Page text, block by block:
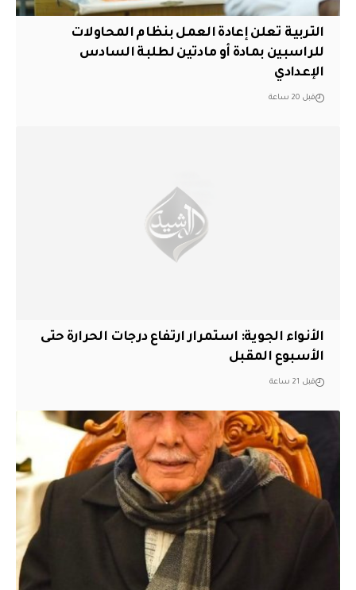
التربية تعلن إعادة العمل بنظام المحاولات
للراسبين بمادة أو مادتين لطلبة السادس
الإعدادي
قبل 20 ساعة
الأنواء الجوية: استمرار ارتفاع درجات الحرارة حتى
الأسبوع المقبل
قبل 21 ساعة